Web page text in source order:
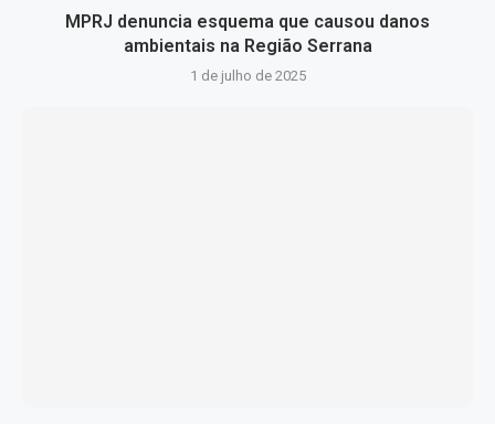
MPRJ denuncia esquema que causou danos
ambientais na Região Serrana
1 de julho de 2025